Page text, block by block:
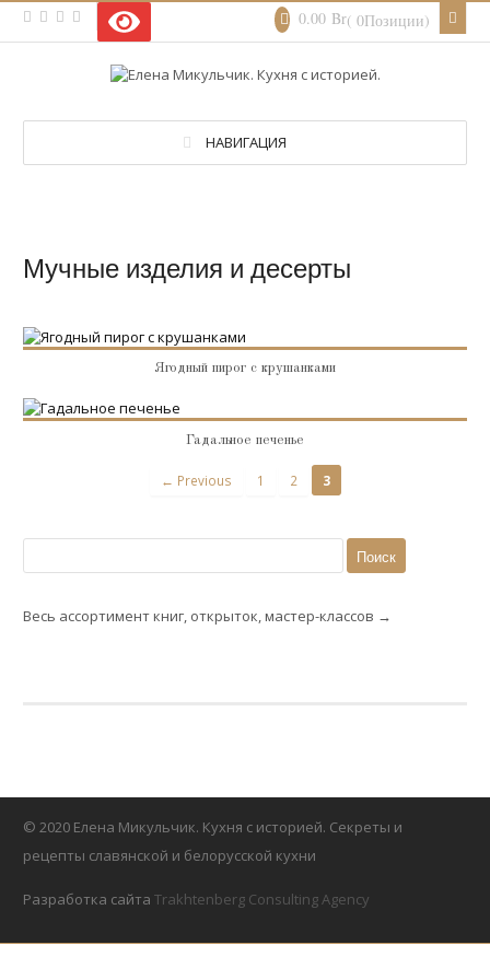
0.00 Br( 0Позиции)
НАВИГАЦИЯ
Мучные изделия и десерты
Ягодный пирог с крушанками
20Мин
Гадальное печенье
← Previous 1 2 3
Весь ассортимент книг, открыток, мастер-классов →
© 2020 Елена Микульчик. Кухня с историей. Секреты и
рецепты славянской и белорусской кухни
Разработка сайтаTrakhtenberg Consulting Agency